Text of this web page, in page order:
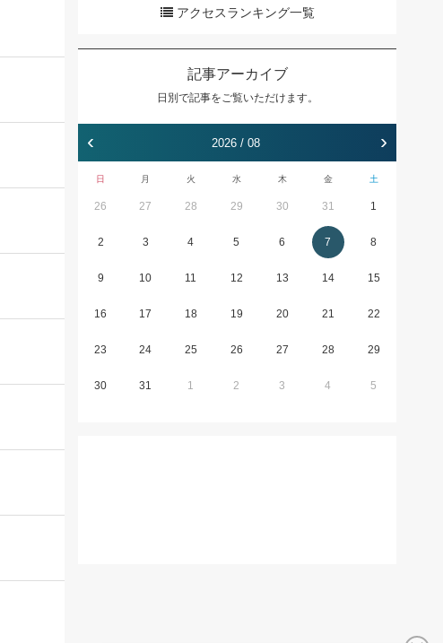
アクセスランキング一覧
記事アーカイブ
日別で記事をご覧いただけます。
‹ 2026 / 08 ›
日 月 火 水 木 金 土
26 27 28 29 30 31 1
2 3 4 5 6 7 8
9 10 11 12 13 14 15
16 17 18 19 20 21 22
23 24 25 26 27 28 29
30 31 1 2 3 4 5